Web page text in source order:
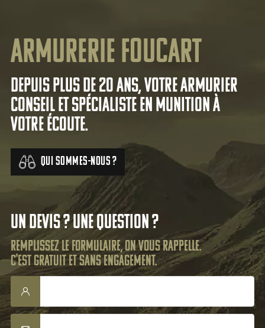
Armurerie Foucart
Depuis plus de 20 ans, votre armurier
conseil et spécialiste en munition à
votre écoute.
Qui sommes-nous ?
Un devis ? Une question ?
Remplissez le formulaire, on vous rappelle.
C'est gratuit et sans engagement.